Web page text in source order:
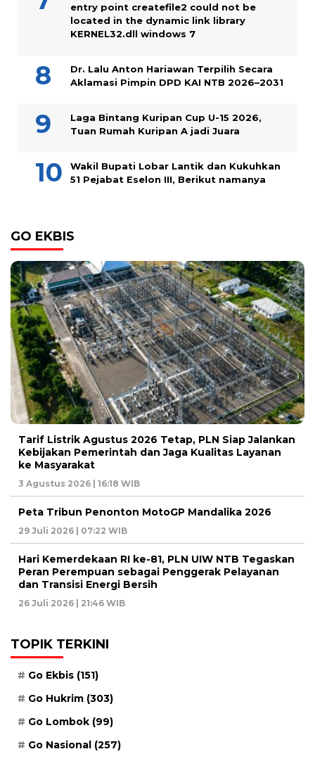
entry point createfile2 could not be
located in the dynamic link library
KERNEL32.dll windows 7
Dr. Lalu Anton Hariawan Terpilih Secara
Aklamasi Pimpin DPD KAI NTB 2026–2031
Laga Bintang Kuripan Cup U-15 2026,
Tuan Rumah Kuripan A jadi Juara
Wakil Bupati Lobar Lantik dan Kukuhkan
51 Pejabat Eselon III, Berikut namanya
GO EKBIS
Tarif Listrik Agustus 2026 Tetap, PLN Siap Jalankan
Kebijakan Pemerintah dan Jaga Kualitas Layanan
ke Masyarakat
3 Agustus 2026 | 16:18 WIB
Peta Tribun Penonton MotoGP Mandalika 2026
29 Juli 2026 | 07:22 WIB
Hari Kemerdekaan RI ke-81, PLN UIW NTB Tegaskan
Peran Perempuan sebagai Penggerak Pelayanan
dan Transisi Energi Bersih
26 Juli 2026 | 21:46 WIB
TOPIK TERKINI
Go Ekbis (151)
Go Hukrim (303)
Go Lombok (99)
Go Nasional (257)